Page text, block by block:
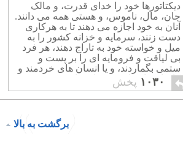
دیکتاتورها خود را خدای قدرت، و مالک
جان، مال، ناموس، و هستی همه می دانند.
آنان به خود اجازه می دهند تا به هرکاری
دست زنند، سرمایه و خزانه کشور را به
میل و خواسته خود به تاراج دهند، هر فرد
بی لیاقت و فرومایه ای را بر پست و
ستمی بگماردند، و یا انسان های خردمند و
کاردان را بدنام و برکنار سازند.
۱۰۳۰ پخش
برگشت به بالا